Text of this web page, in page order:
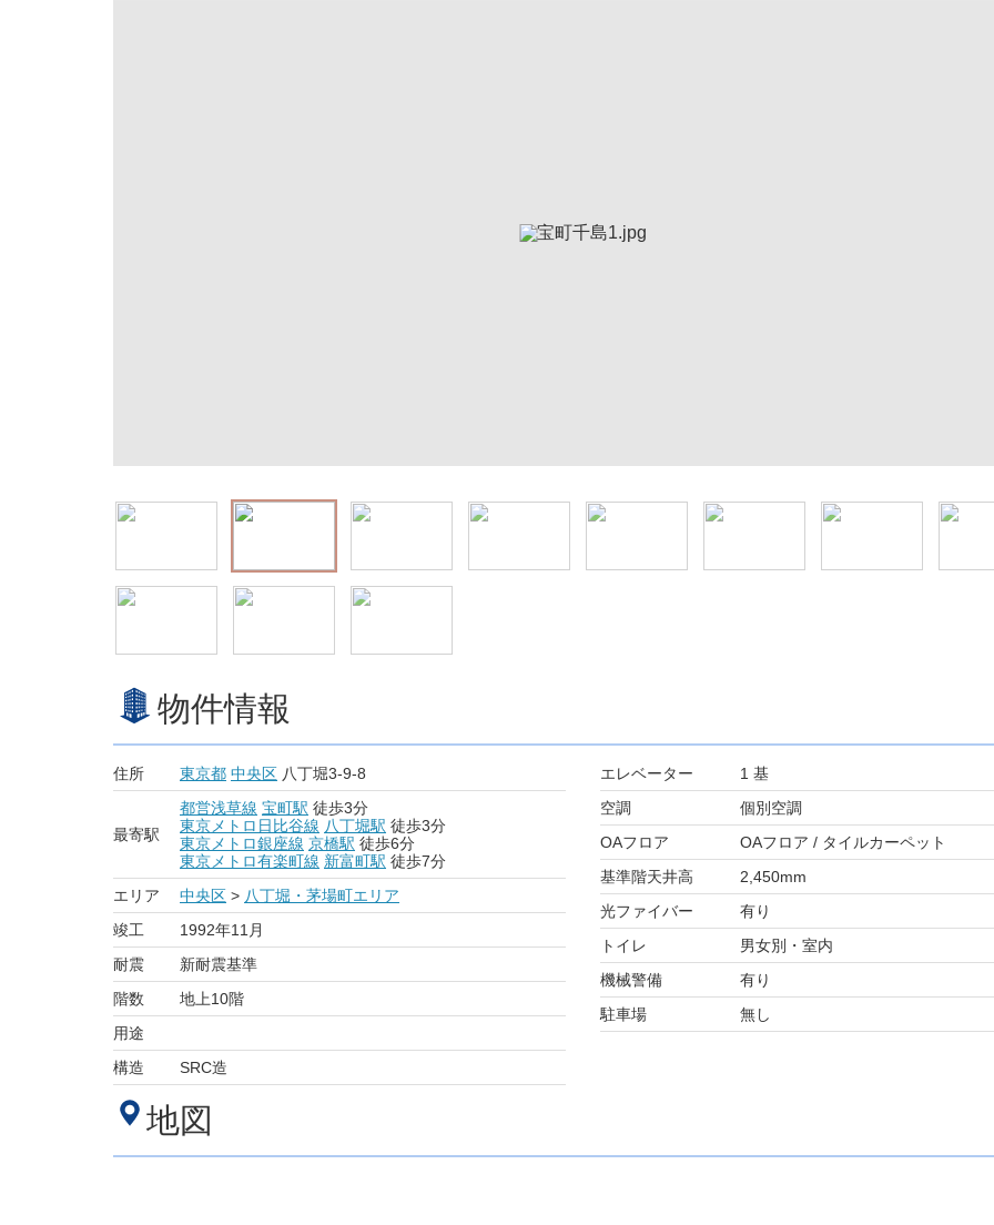
物件情報
住所 東京都 中央区 八丁堀3-9-8
最寄駅
都営浅草線 宝町駅 徒歩3分
東京メトロ日比谷線 八丁堀駅 徒歩3分
東京メトロ銀座線 京橋駅 徒歩6分
東京メトロ有楽町線 新富町駅 徒歩7分
エリア
中央区 > 八丁堀・茅場町エリア
竣工
1992年11月
耐震
新耐震基準
階数
地上10階
用途
構造
SRC造
エレベーター
1 基
空調
個別空調
OAフロア
OAフロア / タイルカーペット
基準階天井高
2,450mm
光ファイバー
有り
トイレ
男女別・室内
機械警備
有り
駐車場
無し
地図